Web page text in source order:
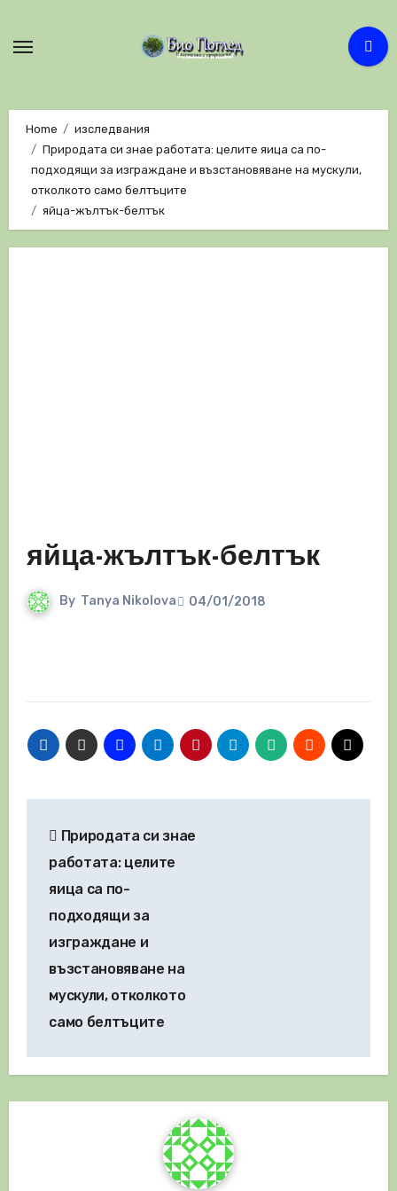
Home
изследвания
Природата си знае работата: целите яица са по-
подходящи за изграждане и възстановяване на мускули,
отколкото само белтъците
яйца-жълтък-белтък
яйца-жълтък-белтък
By Tanya Nikolova 04/01/2018
Природата си знае
работата: целите
яица са по-
подходящи за
изграждане и
възстановяване на
мускули, отколкото
само белтъците